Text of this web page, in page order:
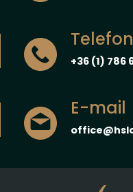
+36 (1) 786
E-mail